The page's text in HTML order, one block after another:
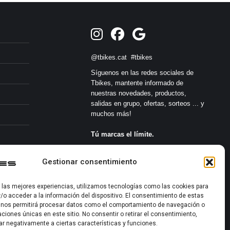
Gestionar consentimiento
las mejores experiencias, utilizamos tecnologías como las cookies para
o acceder a la información del dispositivo. El consentimiento de estas
permitirá procesar datos como el comportamiento de navegación o
únicas en este sitio. No consentir o retirar el consentimiento,
negativamente a ciertas características y funciones.
@tbikes.cat #tbikes
Síguenos en las redes sociales de
Tbikes, mantente informado de
nuestras novedades, productos,
salidas en grupo, ofertas, sorteos ... y
muchos más!
Tú marcas el límite.
2022-2026 ©